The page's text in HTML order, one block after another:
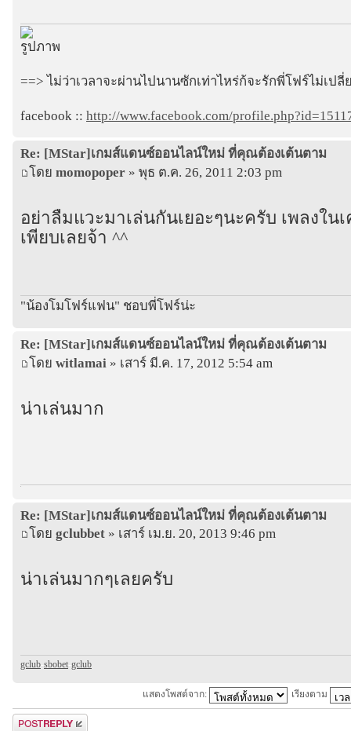
==> ไม่ว่าเวลาจะผ่านไปนานซักเท่าไหร่ก้จะรักพี่โฟร์ไม่เปลี่
facebook :: http://www.facebook.com/
Re: [MStar]เกมส์แดนซ์ออนไลน์ใหม่ ที่คุณต้องเต้นตาม
โดย momopoper » พุธ ต.ค. 26, 2011 2:03 pm
อย่าลืมแวะมาเล่นกันเยอะๆนะครับ เพลงในเ
เพียบเลยจ้า ^^
"น้องโมโฟร์แฟน" ชอบพี่โฟร์น่ะ
Re: [MStar]เกมส์แดนซ์ออนไลน์ใหม่ ที่คุณต้องเต้นตาม
โดย witlamai » เสาร์ มี.ค. 17, 2012 5:54 am
น่าเล่นมาก
Re: [MStar]เกมส์แดนซ์ออนไลน์ใหม่ ที่คุณต้องเต้นตาม
โดย gclubbet » เสาร์ เม.ย. 20, 2013 9:46 pm
น่าเล่นมากๆเลยครับ
gclub sbobet- gclub
แสดงโพสต์จาก: เรียงตาม
ตอบกระทู้